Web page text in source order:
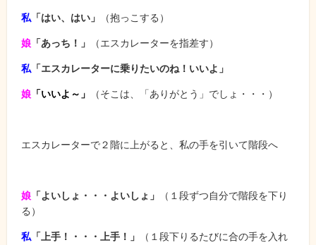
私「はい、はい」 （抱っこする）
娘 「あっち！」 （エスカレーターを指差す）
私「エスカレーターに乗りたいのね！いいよ」
娘 「いいよ～」 （そこは、「ありがとう」でしょ・・・）
エスカレーターで２階に上がると、私の手を引いて階段へ
娘 「よいしょ・・・よいしょ」
（１段ずつ自分で階段を下り
る）
私「上手！・・・上手！」
（１段下りるたびに合の手を入れ